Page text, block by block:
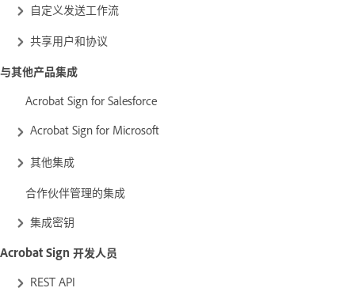
自定义发送工作流
共享用户和协议
与其他产品集成
Acrobat Sign for Salesforce
Acrobat Sign for Microsoft
其他集成
合作伙伴管理的集成
集成密钥
Acrobat Sign 开发人员
REST API